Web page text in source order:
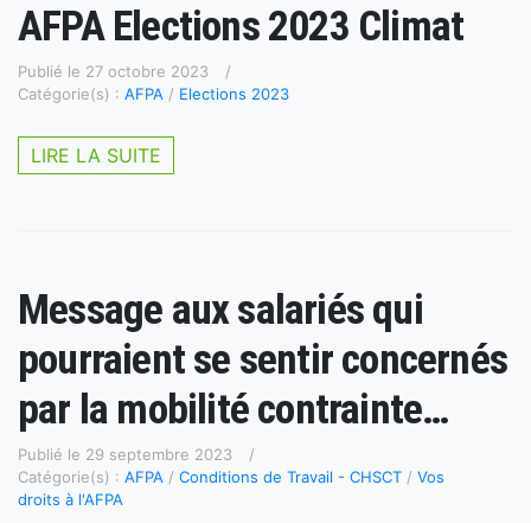
AFPA Elections 2023 Climat
Publié le 27 octobre 2023
Catégorie(s) : AFPA / Elections 2023
LIRE LA SUITE
Message aux salariés qui
pourraient se sentir concernés
par la mobilité contrainte…
Publié le 29 septembre 2023
Catégorie(s) : AFPA / Conditions de Travail - CHSCT / Vos
droits à l'AFPA